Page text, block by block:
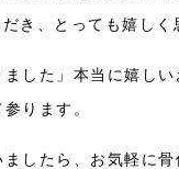
き、とっても嬉しく
ました」本当に嬉し
ります。
したら、お気軽に